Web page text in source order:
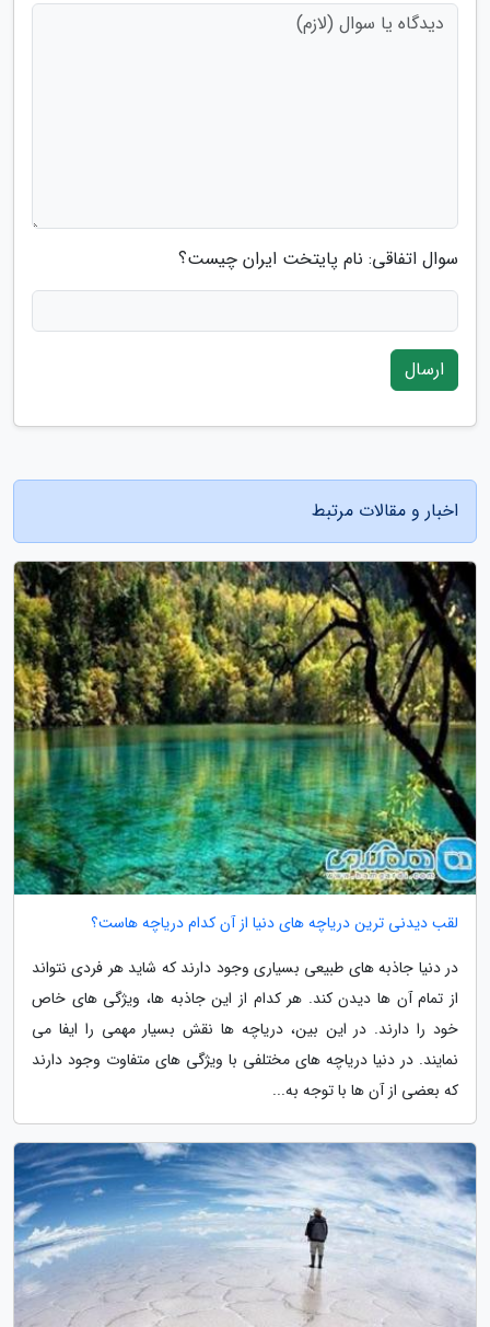
سوال اتفاقی: نام پایتخت ایران چیست؟
ارسال
اخبار و مقالات مرتبط
لقب دیدنی ترین دریاچه های دنیا از آن کدام دریاچه هاست؟
در دنیا جاذبه های طبیعی بسیاری وجود دارند که شاید هر فردی نتواند
از تمام آن ها دیدن کند. هر کدام از این جاذبه ها، ویژگی های خاص
خود را دارند. در این بین، دریاچه ها نقش بسیار مهمی را ایفا می
نمایند. در دنیا دریاچه های مختلفی با ویژگی های متفاوت وجود دارند
که بعضی از آن ها با توجه به...